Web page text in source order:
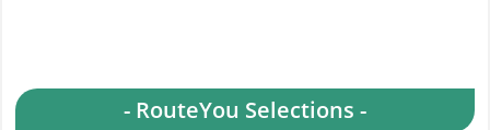
- RouteYou Selections -